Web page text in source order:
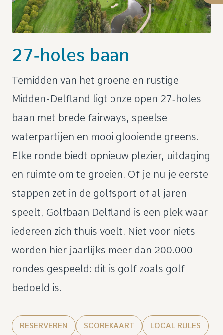
27‑holes baan
Temidden van het groene en rustige
Midden-Delfland ligt onze open 27‑holes
baan met brede fairways, speelse
waterpartijen en mooi glooiende greens.
Elke ronde biedt opnieuw plezier, uitdaging
en ruimte om te groeien. Of je nu je eerste
stappen zet in de golfsport of al jaren
speelt, Golfbaan Delfland is een plek waar
iedereen zich thuis voelt. Niet voor niets
worden hier jaarlijks meer dan 200.000
rondes gespeeld: dit is golf zoals golf
bedoeld is.
RESERVEREN SCOREKAART LOCAL RULES